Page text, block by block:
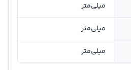
میلی‌متر
میلی‌متر
میلی‌متر